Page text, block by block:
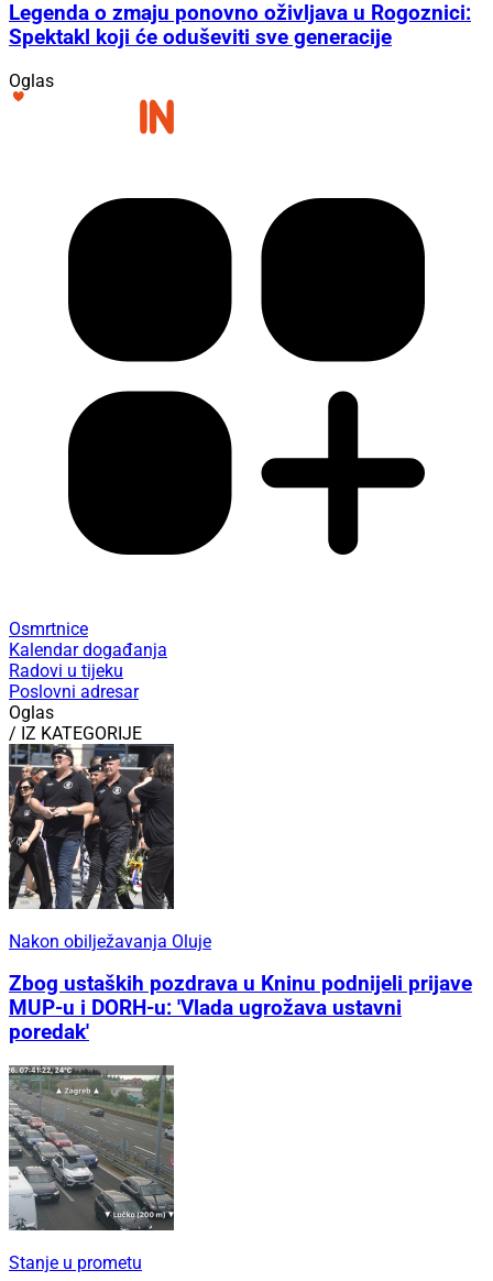
Legenda o zmaju ponovno oživljava u Rogoznici:
Spektakl koji će oduševiti sve generacije
Oglas
Osmrtnice
Kalendar događanja
Radovi u tijeku
Poslovni adresar
Oglas
/ IZ KATEGORIJE
Nakon obilježavanja Oluje
Zbog ustaških pozdrava u Kninu podnijeli prijave
MUP-u i DORH-u: 'Vlada ugrožava ustavni
poredak'
Stanje u prometu